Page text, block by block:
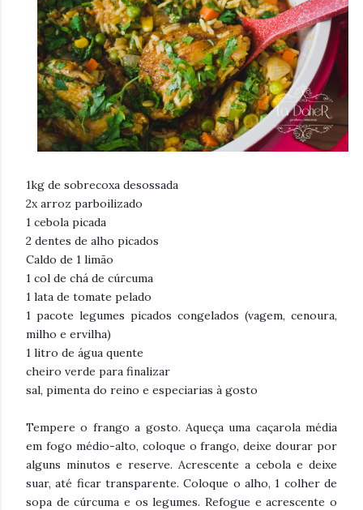
1kg de sobrecoxa desossada
2x arroz parboilizado
1 cebola picada
2 dentes de alho picados
Caldo de 1 limão
1 col de chá de cúrcuma
1 lata de tomate pelado
1 pacote legumes picados congelados (vagem, cenoura,
milho e ervilha)
1 litro de água quente
cheiro verde para finalizar
sal, pimenta do reino e especiarias à gosto
Tempere o frango a gosto. Aqueça uma caçarola média
em fogo médio-alto, coloque o frango, deixe dourar por
alguns minutos e reserve. Acrescente a cebola e deixe
suar, até ficar transparente. Coloque o alho, 1 colher de
sopa de cúrcuma e os legumes. Refogue e acrescente o